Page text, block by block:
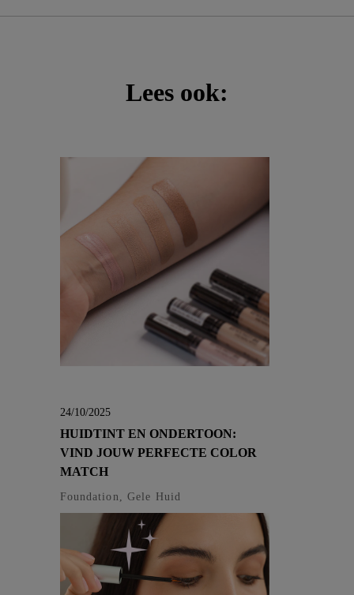
Lees ook:
24/10/2025
HUIDTINT EN ONDERTOON:
VIND JOUW PERFECTE COLOR
MATCH
Foundation, Gele Huid